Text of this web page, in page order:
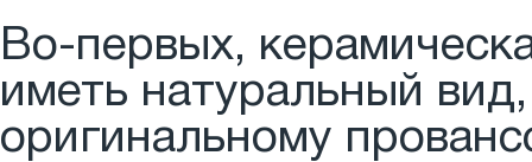
Во-первых,
иметь натуральный
оригинальному